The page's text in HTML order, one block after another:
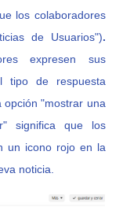
los colaboradores
de Usuarios").
expresen sus
tipo de respuesta
opción "mostrar una
significa que los
un icono rojo en la
noticia.